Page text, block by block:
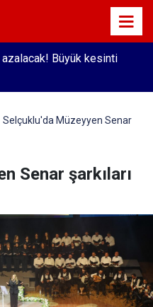
Büyük kesinti
Selçuklu'da Müzeyyen Senar
Senar şarkıları